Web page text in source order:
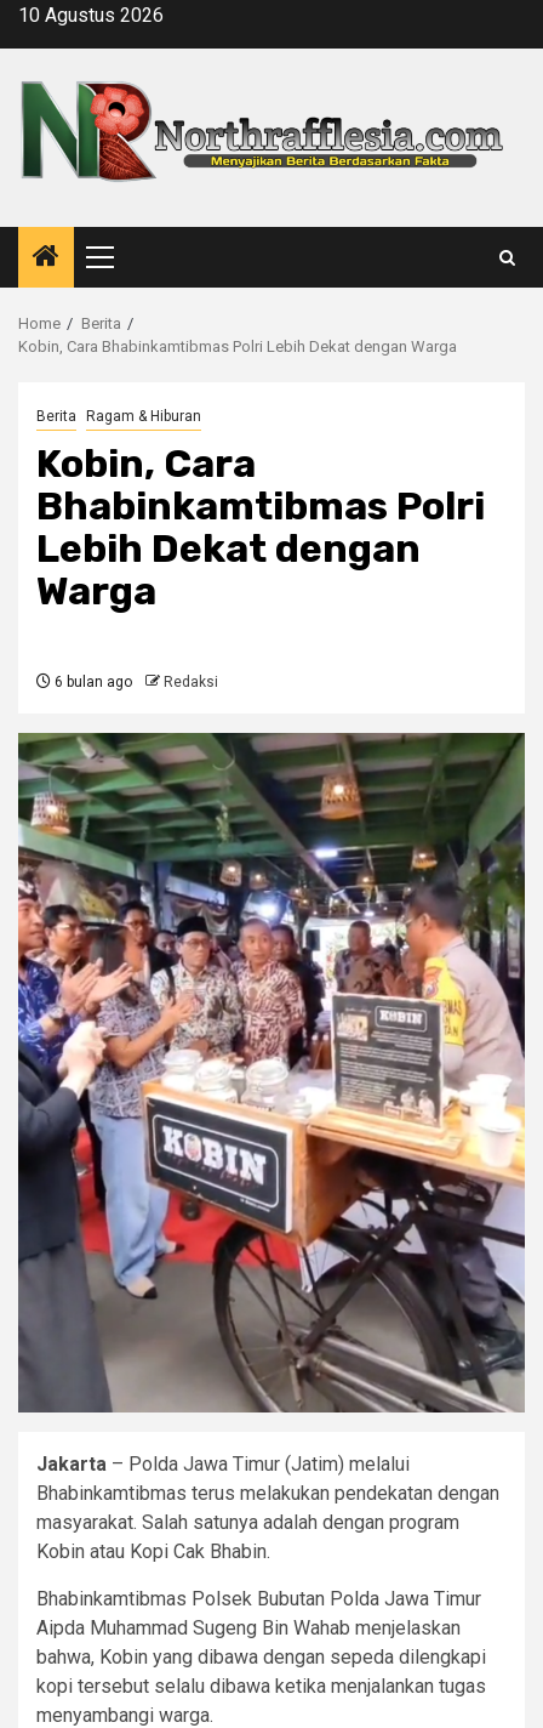
Skip10 Agustus 2026
Primary
Menu
Home
Berita
Kobin, Cara Bhabinkamtibmas Polri Lebih Dekat dengan Warga
Berita Ragam & Hiburan
Kobin, Cara
Bhabinkamtibmas Polri
Lebih Dekat dengan
Warga
6 bulan ago Redaksi
Jakarta – Polda Jawa Timur (Jatim) melalui
Bhabinkamtibmas terus melakukan pendekatan dengan
masyarakat. Salah satunya adalah dengan program
Kobin atau Kopi Cak Bhabin.
Bhabinkamtibmas Polsek Bubutan Polda Jawa Timur
Aipda Muhammad Sugeng Bin Wahab menjelaskan
bahwa, Kobin yang dibawa dengan sepeda dilengkapi
kopi tersebut selalu dibawa ketika menjalankan tugas
menyambangi warga.